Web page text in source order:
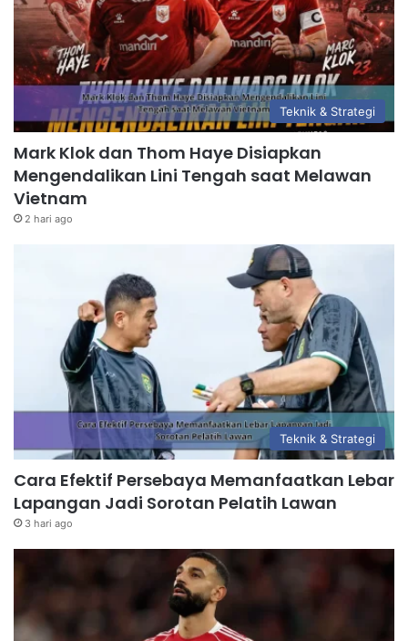
Teknik & Strategi
Mark Klok dan Thom Haye Disiapkan
Mengendalikan Lini Tengah saat Melawan
Vietnam
2 hari ago
Teknik & Strategi
Cara Efektif Persebaya Memanfaatkan Lebar
Lapangan Jadi Sorotan Pelatih Lawan
3 hari ago